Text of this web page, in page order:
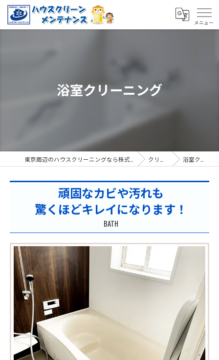
浴室クリーニング
クリーニング 浴室クリーニング
頑固なカビや汚れも
驚くほどキレイになります！
BATH